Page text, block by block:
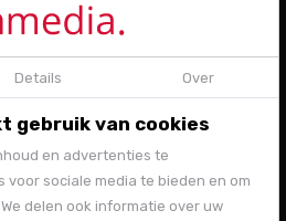
kanalen begint met het
strategie.
Details Over
gebruik van cookies
en advertenties te
voor sociale media te bieden en om
delen ook informatie over uw